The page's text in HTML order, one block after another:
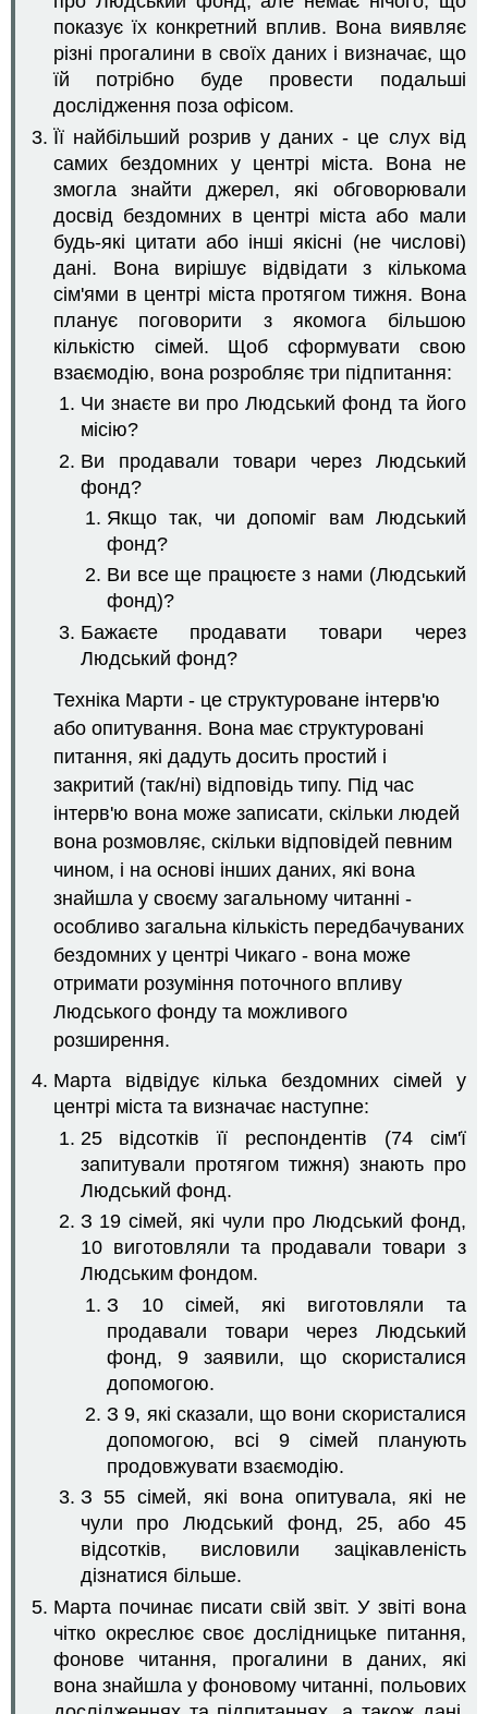
показує їх конкретний вплив. Вона виявляє
різні прогалини в своїх даних і визначає, що
їй потрібно буде провести подальші
дослідження поза офісом.
Її найбільший розрив у даних - це слух від
самих бездомних у центрі міста. Вона не
змогла знайти джерел, які обговорювали
досвід бездомних в центрі міста або мали
будь-які цитати або інші якісні (не числові)
дані. Вона вирішує відвідати з кількома
сім'ями в центрі міста протягом тижня. Вона
планує поговорити з якомога більшою
кількістю сімей. Щоб сформувати свою
взаємодію, вона розробляє три підпитання:
Чи знаєте ви про Людський фонд та його
місію?
Ви продавали товари через Людський
фонд?
Якщо так, чи допоміг вам Людський
фонд?
Ви все ще працюєте з нами (Людський
фонд)?
Бажаєте продавати товари через
Людський фонд?
Техніка Марти - це структуроване інтерв'ю
або опитування. Вона має структуровані
питання, які дадуть досить простий і
закритий (так/ні) відповідь типу. Під час
інтерв'ю вона може записати, скільки людей
вона розмовляє, скільки відповідей певним
чином, і на основі інших даних, які вона
знайшла у своєму загальному читанні -
особливо загальна кількість передбачуваних
бездомних у центрі Чикаго - вона може
отримати розуміння поточного впливу
Людського фонду та можливого
розширення.
Марта відвідує кілька бездомних сімей у
центрі міста та визначає наступне:
25 відсотків її респондентів (74 сім'ї
запитували протягом тижня) знають про
Людський фонд.
З 19 сімей, які чули про Людський фонд,
10 виготовляли та продавали товари з
Людським фондом.
З 10 сімей, які виготовляли та
продавали товари через Людський
фонд, 9 заявили, що скористалися
допомогою.
З 9, які сказали, що вони скористалися
допомогою, всі 9 сімей планують
продовжувати взаємодію.
З 55 сімей, які вона опитувала, які не
чули про Людський фонд, 25, або 45
відсотків, висловили зацікавленість
дізнатися більше.
Марта починає писати свій звіт. У звіті вона
чітко окреслює своє дослідницьке питання,
фонове читання, прогалини в даних, які
вона знайшла у фоновому читанні, польових